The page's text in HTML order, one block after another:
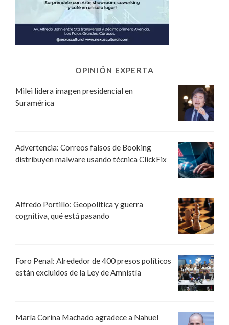
OPINIÓN EXPERTA
Milei lidera imagen presidencial en
Suramérica
Advertencia: Correos falsos de Booking
distribuyen malware usando técnica ClickFix
Alfredo Portillo: Geopolítica y guerra
cognitiva, qué está pasando
Foro Penal: Alrededor de 400 presos políticos
están excluidos de la Ley de Amnistía
María Corina Machado agradece a Nahuel